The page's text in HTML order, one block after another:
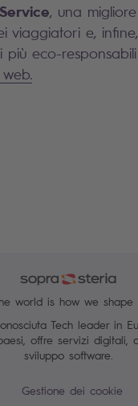
, una
viaggiatori e, infine,
più eco-
world is how we shape
Tech leader in
offre servizi digitali,
sviluppo software.
Gestione dei cookie